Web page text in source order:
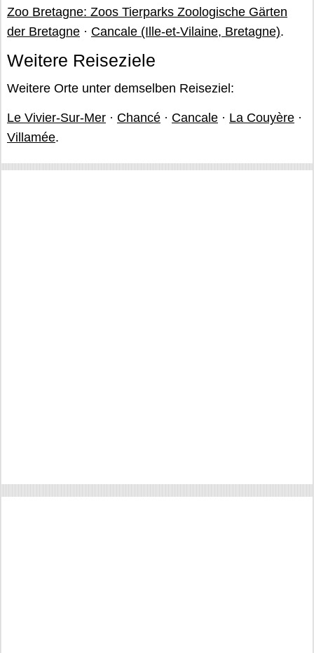
Zoo Bretagne: Zoos Tierparks Zoologische Gärten
der Bretagne · Cancale (Ille-et-Vilaine, Bretagne).
Weitere Reiseziele
Weitere Orte unter demselben Reiseziel:
Le Vivier-Sur-Mer · Chancé · Cancale · La Couyère ·
Villamée.